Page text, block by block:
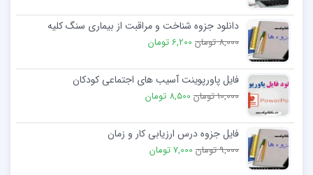
دانلود جزوه شناخت و مراقبت از بیماری سنگ کلیه
8,000 تومان 6,200 تومان
فایل پاورپوینت آسیب های اجتماعی کودکان
10,000 تومان 8,500 تومان
فایل جزوه درس ارزیابی کار و زمان
9,000 تومان 7,000 تومان